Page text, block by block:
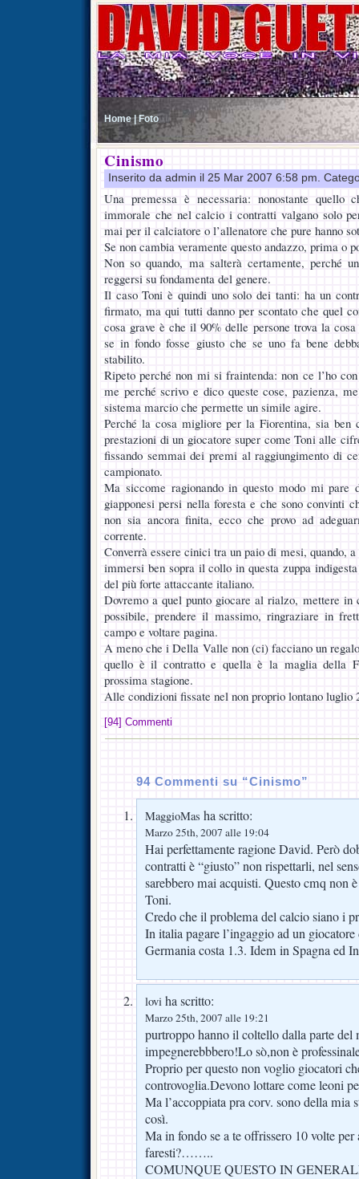
Home | Foto
Cinismo
Inserito da admin il 25 Mar 2007 6:58 pm.
Una premessa è necessaria: nonostante quello
immorale che nel calcio i contratti valgano solo
mai per il calciatore o l’allenatore che pure hanno
Se non cambia veramente questo andazzo, prima o
Non so quando, ma salterà certamente, perché
reggersi su fondamenta del genere.
Il caso Toni è quindi uno solo dei tanti: ha un
firmato, ma qui tutti danno per scontato che quel
cosa grave è che il 90% delle persone trova la
se in fondo fosse giusto che se uno fa bene
stabilito.
Ripeto perché non mi si fraintenda: non ce l’ho
me perché scrivo e dico queste cose, pazienza,
sistema marcio che permette un simile agire.
Perché la cosa migliore per la Fiorentina, sia ben
prestazioni di un giocatore super come Toni alle
fissando semmai dei premi al raggiungimento di
campionato.
Ma siccome ragionando in questo modo mi pare
giapponesi persi nella foresta e che sono convinti
non sia ancora finita, ecco che provo ad
corrente.
Converrà essere cinici tra un paio di mesi, quando,
immersi ben sopra il collo in questa zuppa
del più forte attaccante italiano.
Dovremo a quel punto giocare al rialzo, mettere in
possibile, prendere il massimo, ringraziare in
campo e voltare pagina.
A meno che i Della Valle non (ci) facciano un
quello è il contratto e quella è la maglia della
prossima stagione.
Alle condizioni fissate nel non proprio lontano luglio
[94] Commenti
94 Commenti su “Cinismo”
MaggioMas ha scritto:
Marzo 25th, 2007 alle 19:04
Hai perfettamente ragione David. Però
contratti è “giusto” non rispettarli, nel
sarebbero mai acquisti. Questo cmq non
Toni.
Credo che il problema del calcio siano i
In italia pagare l’ingaggio ad un
Germania costa 1.3. Idem in Spagna ed
lovi ha scritto:
Marzo 25th, 2007 alle 19:21
purtroppo hanno il coltello dalla parte del
impegnerebbbero!Lo sò,non è
Proprio per questo non voglio giocatori
controvoglia.Devono lottare come leoni
Ma l’accoppiata pra corv. sono della mia
così.
Ma in fondo se a te offrissero 10 volte per
faresti?……..
COMUNQUE QUESTO IN